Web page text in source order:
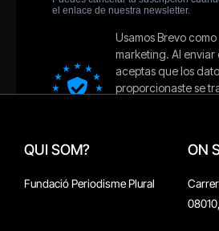
QUI SOM?
Fundació Periodisme Plural
ON